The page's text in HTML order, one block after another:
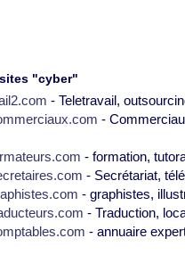
"cyber"
- Teletravail,
-
- formation,
- Secrétariat,
- graphistes,
- Traduction,
- annuaire